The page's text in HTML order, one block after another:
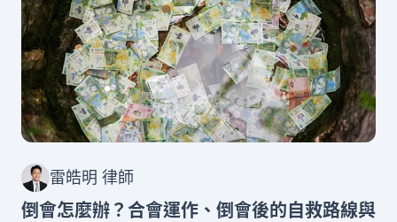
雷皓明 律師
倒會怎麼辦？合會運作、倒會後的自救路線與